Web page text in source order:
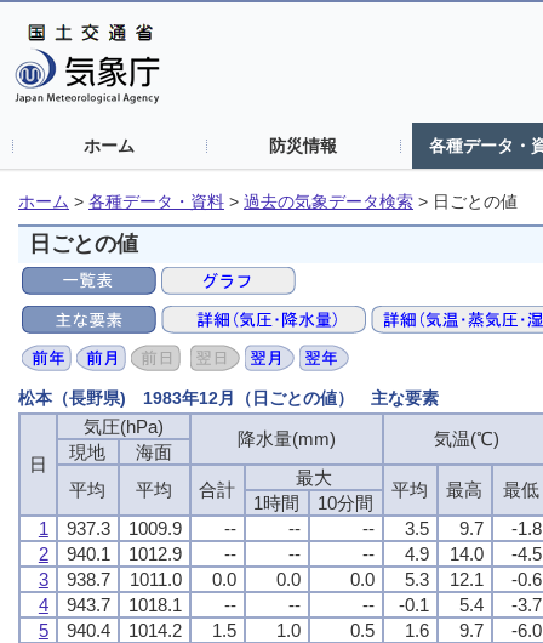
ホーム 防災情報 各種データ・
ホーム > 各種データ・資料 > 過去の気象データ検索 > 日ごとの値
日ごとの値
松本（長野県) 1983年12月（日ごとの値） 主な要素
日
気圧(hPa)
降水量(mm) 気温(℃)
現地
海面
平均
平均 合計
最大
平均 最高 最低
1時間
10分間
1
937.3 1009.9 -- -- -- 3.5 9.7
-1.8
2
940.1 1012.9 -- -- -- 4.9 14.0
-4.5
3
938.7 1011.0 0.0 0.0 0.0 5.3 12.1
-0.6
4
943.7 1018.1 -- -- -- -0.1 5.4
-3.7
5
940.4 1014.2 1.5 1.0 0.5 1.6 9.7
-6.0